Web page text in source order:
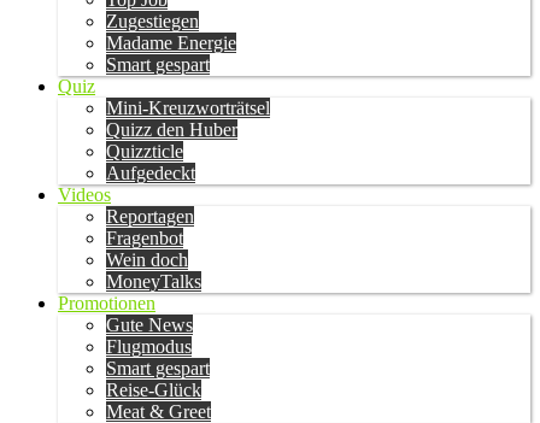
Zugestiegen
Madame Energie
Smart gespart
Quiz
Mini-Kreuzworträtsel
Quizz den Huber
Quizzticle
Aufgedeckt
Videos
Reportagen
Fragenbot
Wein doch
MoneyTalks
Promotionen
Gute News
Flugmodus
Smart gespart
Reise-Glück
Meat & Greet